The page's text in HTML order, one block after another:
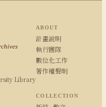
Library
ABOUT
計畫說明
執行團隊
數位化工作
著作權聲明
COLLECTION